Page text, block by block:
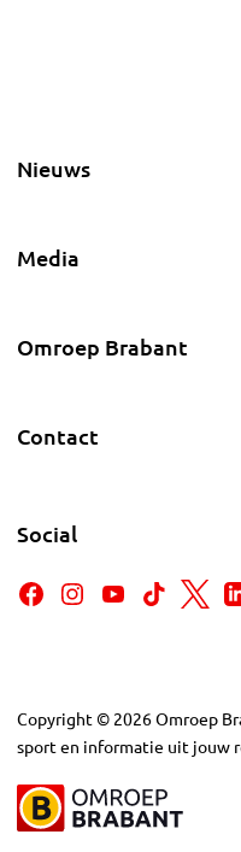
Nieuws
Media
Omroep Brabant
Contact
Social
Copyright © 2026Omroep
sport en informatie uit jouw